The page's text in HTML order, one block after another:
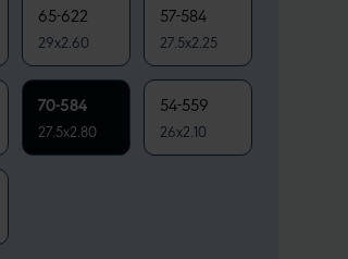
65-622
29x2.60
57-584
27.5x2.25
70-584
27.5x2.80
54-559
26x2.10